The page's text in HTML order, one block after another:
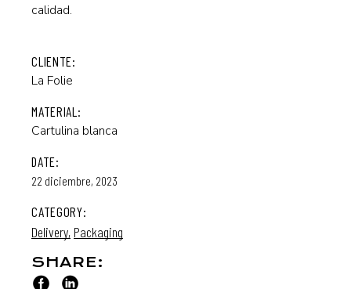
calidad.
CLIENTE:
La Folie
MATERIAL:
Cartulina blanca
DATE:
22 diciembre, 2023
CATEGORY:
Delivery Packaging
SHARE: